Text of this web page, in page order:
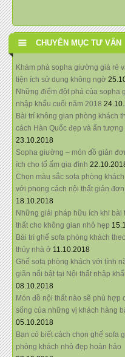
CHUYÊN MỤC TƯ VẤN
Khám phá sopha giường giá rẻ
tiện ích sử dụng không ngờ
Những điểm đột phá của sopha
nhập khẩu cuối năm 2018
Bài trí không gian phòng khách
cách Hàn Quốc đẹp và ấn tượng
23.10.2018
Sopha giường – món đồ giản
ích cho tổ ấm gia đình
Chọn màu sắc sofa phòng
với phong cách nội thất giản
18.10.2018
Những giải pháp hữu ích khi bài
thất cho không gian nhỏ hẹp
Bài trí ghế sofa phòng khách
thủy nhà ở 11.10.2018
Ghế sofa phòng khách với tính
giãn nổi bật tại Nội thất nhập
08.10.2018
Món đồ nội thất nào sẽ phù hợp
sống của những vị khách hàng
05.10.2018
Bạn có biết cách chọn ghế sofa
phòng khách nhỏ đẹp hoàn hảo